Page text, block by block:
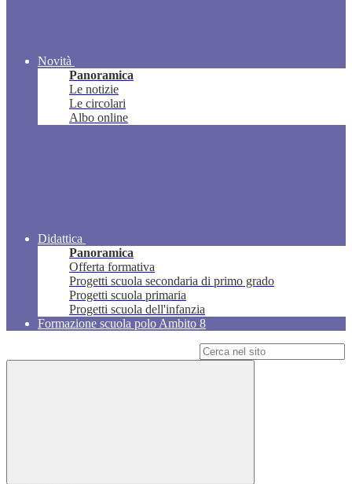
Novità
Panoramica
Le notizie
Le circolari
Albo online
Didattica
Panoramica
Offerta formativa
Progetti scuola secondaria di primo grado
Progetti scuola primaria
Progetti scuola dell'infanzia
Formazione scuola polo Ambito 8